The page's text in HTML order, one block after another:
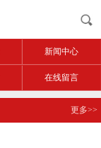
新闻中心
在线留言
更多>>